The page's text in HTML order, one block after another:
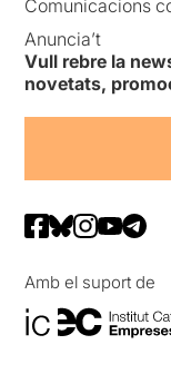
Comunicacions
Anuncia’t
Vull rebre la
novetats,
Amb el suport de